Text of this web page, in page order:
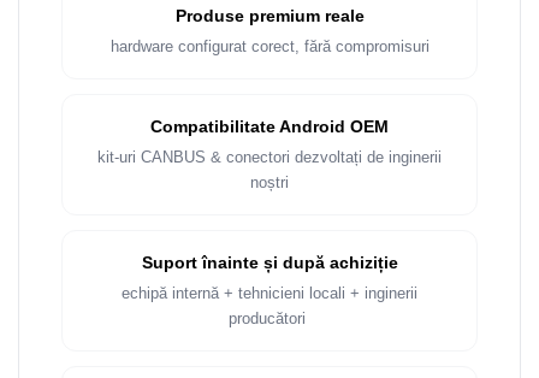
Rame adaptoare Dacia
Rame adaptoare BMW
Rame adaptoare Volvo
Produse premium reale
hardware configurat corect, fără compromisuri
Compatibilitate Android OEM
kit-uri CANBUS & conectori dezvoltați de inginerii
noștri
Suport înainte și după achiziție
echipă internă + tehnicieni locali + inginerii
producători